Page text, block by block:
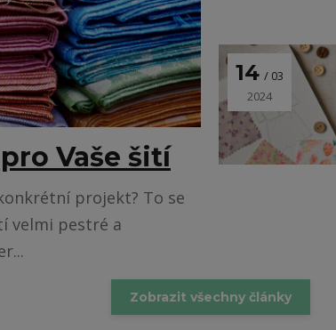
Vaše šití
projekt? To se
velmi pestré a
14 03
2024
Zobrazit všechny články